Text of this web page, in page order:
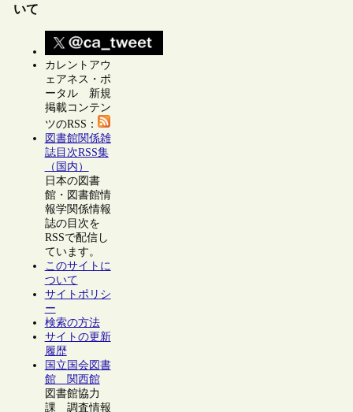
いて
カレントアウ
ェアネス・ポ
ータル 新規
掲載コンテン
ツのRSS：
図書館関係雑
誌目次RSS集
（国内）
日本の図書
館・図書館情
報学関係情報
誌の目次を
RSSで配信し
ています。
このサイトに
ついて
サイトポリシ
ー
検索の方法
サイトの更新
履歴
国立国会図書
館 関西館
図書館協力
課 調査情報